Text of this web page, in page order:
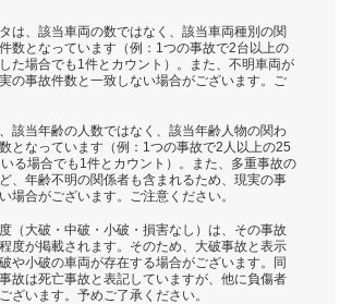
は、該当車両の数ではなく、該当車両種別の関
数となっています（例：1つの事故で2台以上の
た場合でも1件とカウント）。また、不明車両が
の事故件数と一致しない場合がございます。ご
該当年齢の人数ではなく、該当年齢人物の関わ
となっています（例：1つの事故で2人以上の25
る場合でも1件とカウント）。また、多重事故の
、年齢不明の関係者も含まれるため、現実の事
場合がございます。ご注意ください。
（大破・中破・小破・損害なし）は、その事故
度が掲載されます。そのため、大破事故と表示
や小破の車両が存在する場合がございます。同
故は死亡事故と表記していますが、他に負傷者
ざいます。予めご了承ください。